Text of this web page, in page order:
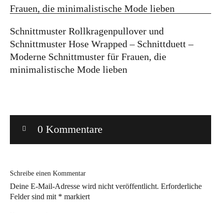
Tipps zur Schnittanpassung
Wir sagen Danke und Good
Bye!
Schnittmuster Rollkragenpullover und
Schnittmuster Hose Wrapped – Schnittduett –
Moderne Schnittmuster für Frauen, die
minimalistische Mode lieben
0 Kommentare
Schreibe einen Kommentar
Deine E-Mail-Adresse wird nicht veröffentlicht. Erforderliche
Felder sind mit * markiert